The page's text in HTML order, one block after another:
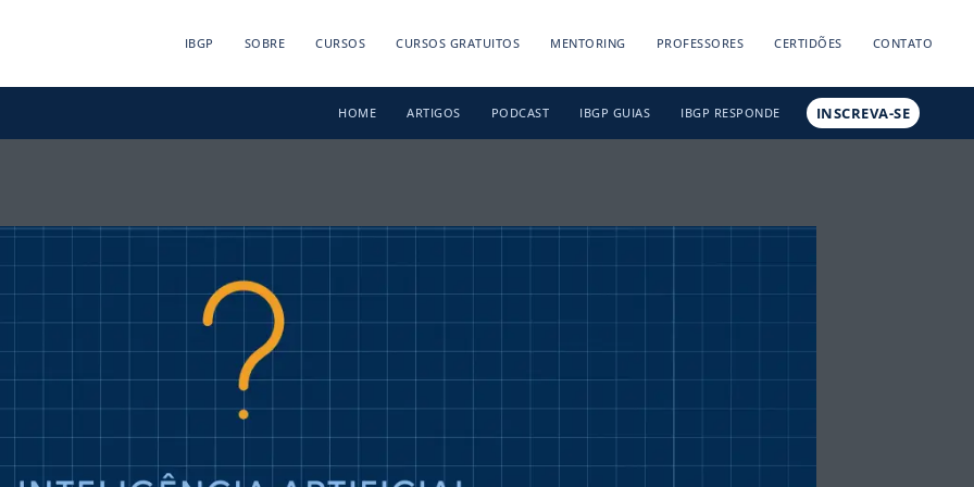
IBGP SOBRE CURSOS CURSOS GRATUITOS MENTORING PROFESSORES CERTIDÕES CONTATO
HOME ARTIGOS PODCAST IBGP GUIAS IBGP RESPONDE INSCREVA-SE